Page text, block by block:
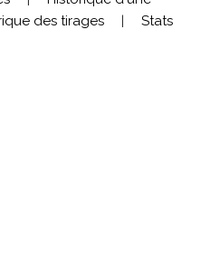
des tirages |
Stats